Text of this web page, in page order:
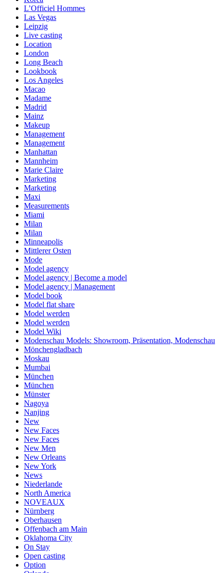
L’Officiel Hommes
Las Vegas
Leipzig
Live casting
Location
London
Long Beach
Lookbook
Los Angeles
Macao
Madame
Madrid
Mainz
Makeup
Management
Management
Manhattan
Mannheim
Marie Claire
Marketing
Marketing
Maxi
Measurements
Miami
Milan
Milan
Minneapolis
Mittlerer Osten
Mode
Model agency
Model agency | Become a model
Model agency | Management
Model book
Model flat share
Model werden
Model werden
Model Wiki
Modenschau Models: Showroom, Präsentation, Modenschau
Mönchengladbach
Moskau
Mumbai
München
München
Münster
Nagoya
Nanjing
New
New Faces
New Faces
New Men
New Orleans
New York
News
Niederlande
North America
NOVEAUX
Nürnberg
Oberhausen
Offenbach am Main
Oklahoma City
On Stay
Open casting
Option